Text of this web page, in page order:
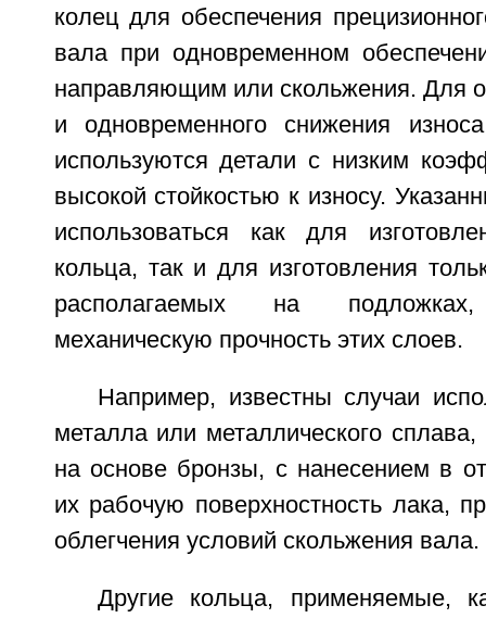
колец для обеспечения
вала при одновременном
направляющим или скольжения. Для
и одновременного снижения
используются детали с низким
высокой стойкостью к износу.
использоваться как для
кольца, так и для изготовления
располагаемых на подложках,
механическую прочность этих слоев.
Например, известны случаи
металла или металлического
на основе бронзы, с нанесением в
их рабочую поверхностность лака,
облегчения условий скольжения вала.
Другие кольца, применяемые,